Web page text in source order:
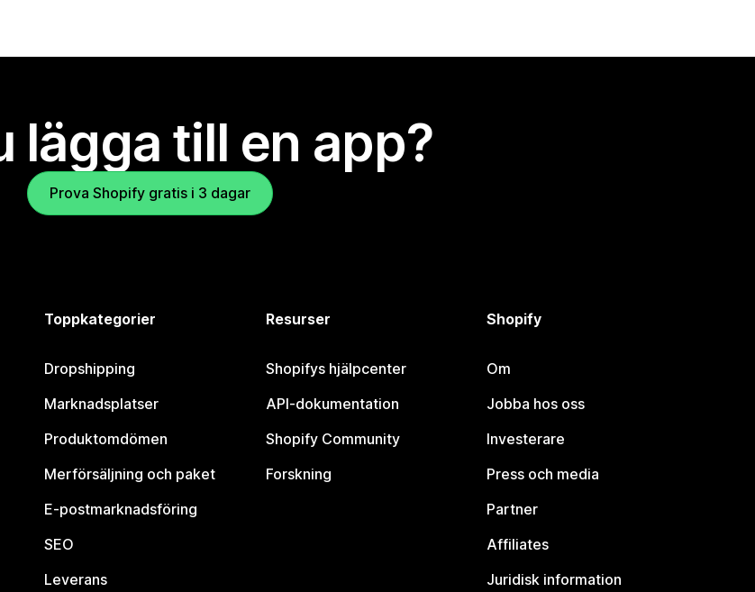
lägga till en app?
Prova Shopify gratis i 3 dagar
Toppkategorier
Dropshipping
Marknadsplatser
Produktomdömen
Merförsäljning och paket
E-postmarknadsföring
SEO
Leverans
Resurser
Shopifys hjälpcenter
API-dokumentation
Shopify Community
Forskning
Shopify
Om
Jobba hos oss
Investerare
Press och media
Partner
Affiliates
Juridisk information